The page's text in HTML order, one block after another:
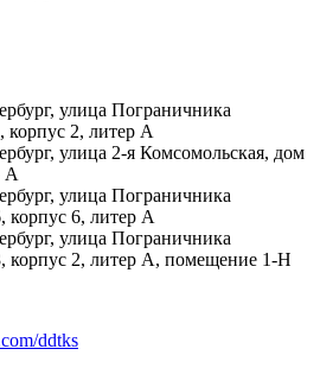
улица Пограничника
корпус 2, литер А
улица 2-я Комсомольская, дом
А
улица Пограничника
корпус 6, литер А
улица Пограничника
корпус 2, литер А, помещение 1-Н
ddtks